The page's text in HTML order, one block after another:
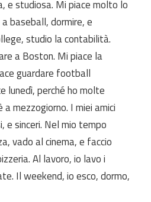
e studiosa. Mi piace molto lo
baseball, dormire, e
studio la contabilità.
a Boston. Mi piace la
guardare football
lunedì, perché ho molte
a mezzogiorno. I miei amici
e sinceri. Nel mio tempo
vado al cinema, e faccio
Al lavoro, io lavo i
Il weekend, io esco, dormo,